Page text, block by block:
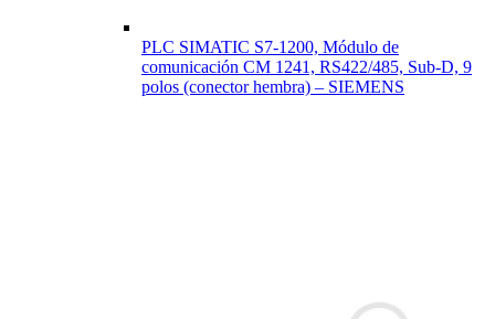
PLC SIMATIC S7-1200, Módulo de
comunicación CM 1241, RS422/485, Sub-D, 9
polos (conector hembra) – SIEMENS